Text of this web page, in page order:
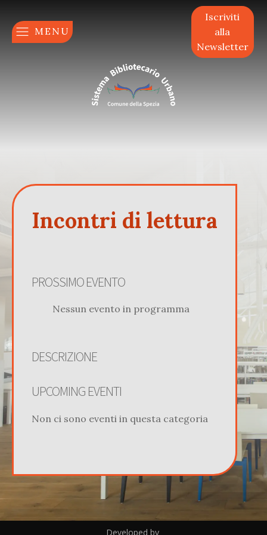
MENU
Iscriviti
alla
Newsletter
Incontri di lettura
PROSSIMO EVENTO
Nessun evento in programma
DESCRIZIONE
UPCOMING EVENTI
Non ci sono eventi in questa categoria
Developed by